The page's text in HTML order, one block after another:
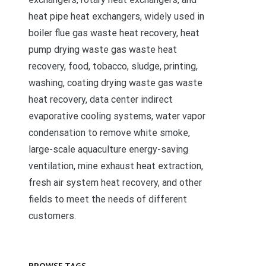
heat pipe heat exchangers, widely used in
boiler flue gas waste heat recovery, heat
pump drying waste gas waste heat
recovery, food, tobacco, sludge, printing,
washing, coating drying waste gas waste
heat recovery, data center indirect
evaporative cooling systems, water vapor
condensation to remove white smoke,
large-scale aquaculture energy-saving
ventilation, mine exhaust heat extraction,
fresh air system heat recovery, and other
fields to meet the needs of different
customers.